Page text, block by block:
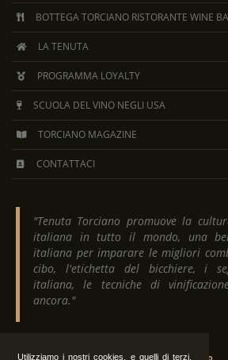
Utilizziamo i nostri cookies, e quelli di terzi,
BOTTEGA TORCIANO RISTORANTE WINE
LA TENUTA
PROGRAMMA LOYALTY
SCUOLA DEL VINO NEGLI USA
TORCIANO MAGAZINE
CONTATTACI
"Tenuta Torciano promuove la
italiana in tutto il mondo, una
italiana per imparare le migliori
cibo, l'etichetta del bicchiere, i
italiana, le tecniche di
ancora."
Tenuta Torciano